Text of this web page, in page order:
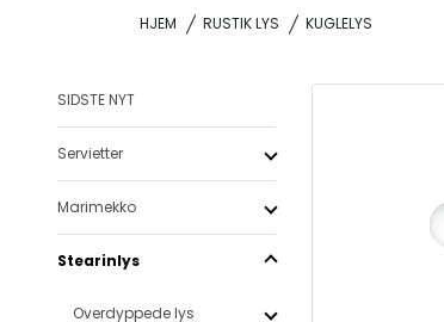
HJEM RUSTIK LYS KUGLELYS
SIDSTE NYT
Servietter
Marimekko
Stearinlys
Overdyppede lys